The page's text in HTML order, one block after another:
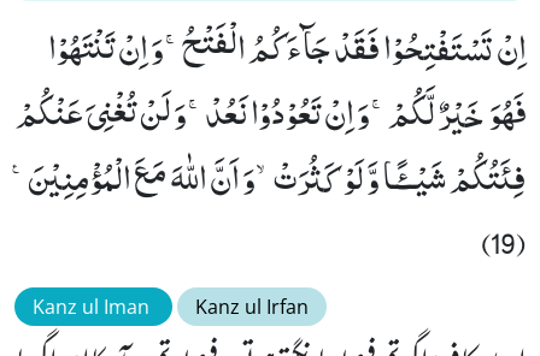
اِنْ تَسْتَفْتِحُوْا فَقَدْ جَآءَكُمُ الْفَتْحُۚ-وَ اِنْ تَنْتَهُوْا
فَهُوَ خَیْرٌ لَّكُمْۚ-وَ اِنْ تَعُوْدُوْا نَعُدْۚ-وَ لَنْ تُغْنِیَ عَنْكُمْ
فِئَتُكُمْ شَیْــٴًـا وَّ لَوْ كَثُرَتْۙ-وَ اَنَّ اللّٰهَ مَعَ الْمُؤْمِنِیْنَ۠
(19)
Kanz ul Iman Kanz ul Irfan